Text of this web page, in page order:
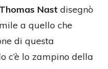
Thomas Nast disegnò
a quello che
di questa
c’è lo zampino della